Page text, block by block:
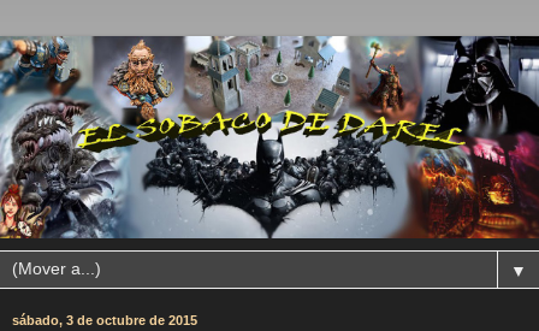
▼
sábado, 3 de octubre de 2015